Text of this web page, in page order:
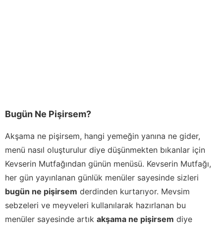
Bugün Ne Pişirsem?
Akşama ne pişirsem, hangi yemeğin yanına ne gider,
menü nasıl oluşturulur diye düşünmekten bıkanlar için
Kevserin Mutfağından günün menüsü. Kevserin Mutfağı,
her gün yayınlanan günlük menüler sayesinde sizleri
bugün ne pişirsem derdinden kurtarıyor. Mevsim
sebzeleri ve meyveleri kullanılarak hazırlanan bu
menüler sayesinde artık akşama ne pişirsem diye